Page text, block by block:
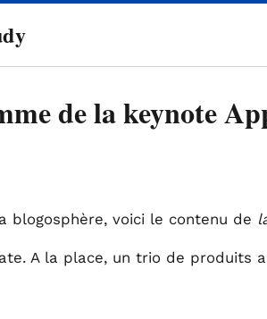
de la keynote
blogosphère, voici le contenu de
A la place, un trio de produits